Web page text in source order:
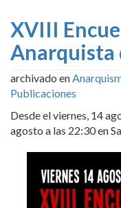
XVIII
Anarquista
archivado en
Publicaciones
Desde el viernes, 14
agosto a las 22:30 en